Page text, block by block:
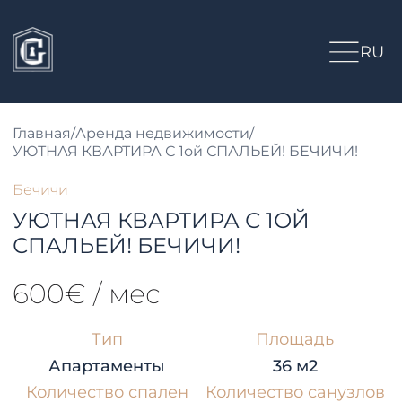
RU
Главная/Аренда недвижимости/
УЮТНАЯ КВАРТИРА С 1ой СПАЛЬЕЙ! БЕЧИЧИ!
Бечичи
УЮТНАЯ КВАРТИРА С 1ОЙ
СПАЛЬЕЙ! БЕЧИЧИ!
600€ / мес
Тип
Апартаменты
Площадь
36 м2
Количество спален
Количество санузлов